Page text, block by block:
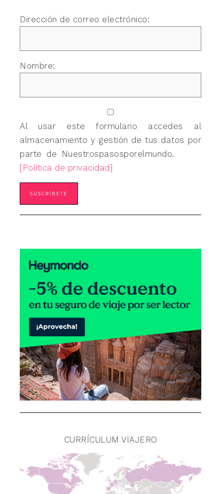
Dirección de correo electrónico:
Nombre:
Al usar este formulario accedes al
almacenamiento y gestión de tus datos por
parte de Nuestrospasosporelmundo.
[Política de privacidad]
CURRÍCULUM VIAJERO